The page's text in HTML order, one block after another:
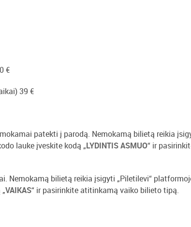
€
39 €
patekti į parodą. Nemokamą bilietą reikia
lauke įveskite kodą „LYDINTIS ASMUO“ ir
Nemokamą bilietą reikia įsigyti „Piletilevi“
VAIKAS“ ir pasirinkite atitinkamą vaiko bilieto tipą.